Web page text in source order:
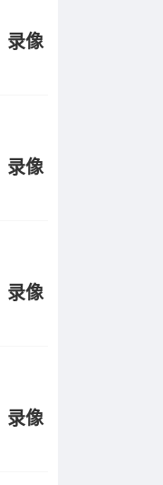
录像
录像
录像
录像